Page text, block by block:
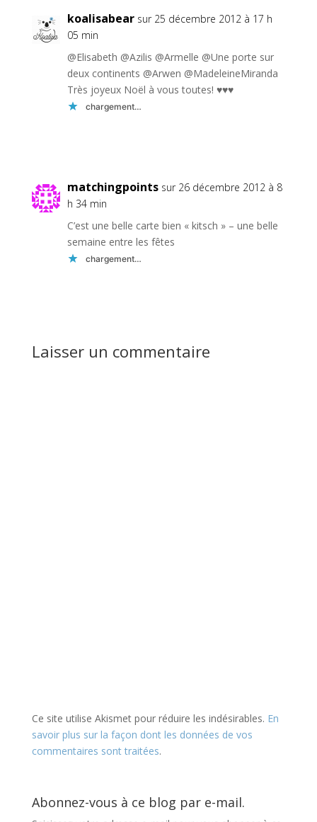
koalisabear sur 25 décembre 2012 à 17 h
05 min
@Elisabeth @Azilis @Armelle @Une porte sur
deux continents @Arwen @MadeleineMiranda
Très joyeux Noël à vous toutes! ♥♥♥
chargement…
matchingpoints sur 26 décembre 2012 à 8
h 34 min
C’est une belle carte bien « kitsch » – une belle
semaine entre les fêtes
chargement…
Laisser un commentaire
Ce site utilise Akismet pour réduire les indésirables. En
savoir plus sur la façon dont les données de vos
commentaires sont traitées.
Abonnez-vous à ce blog par e-mail.